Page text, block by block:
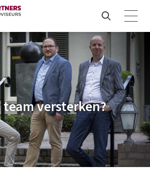
versterken?